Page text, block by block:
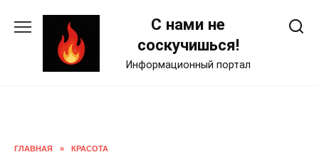
С нами не
соскучишься!
Информационный портал
ГЛАВНАЯ » КРАСОТА